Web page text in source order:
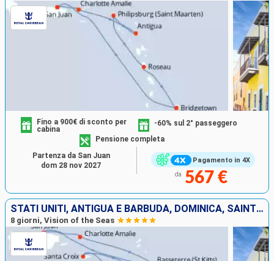
Pagamento in 4X
Fino a 900€ di sconto per
cabina
-60% sul 2° passeggero
Pensione completa
da 567 €
Partenza da San Juan
dom 28 nov 2027
STATI UNITI, ANTIGUA E BARBUDA, DOMINICA, SAINT CROIX, SAN CRISTOFORO E NEVIS, PORTORICO
8 giorni, Vision of the Seas